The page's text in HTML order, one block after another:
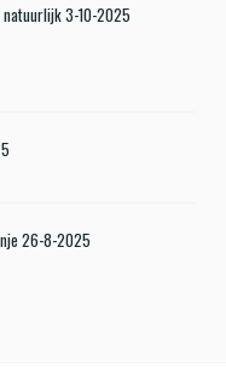
natuurlijk 3-10-2025
26-8-2025